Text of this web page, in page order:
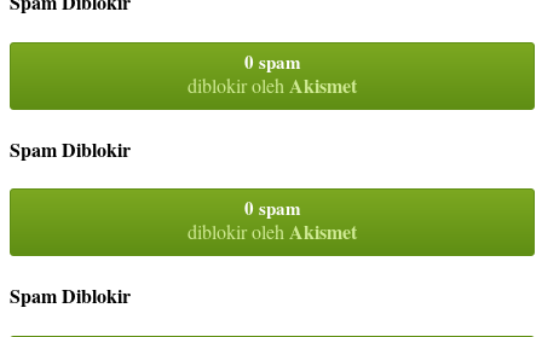
0 spam
diblokir oleh Akismet
Spam Diblokir
0 spam
diblokir oleh Akismet
Spam Diblokir